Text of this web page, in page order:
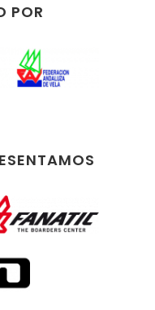
POR